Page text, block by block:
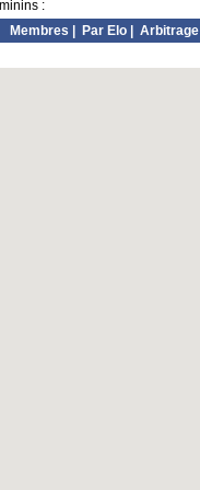
:
Membres
Par Elo Arbitrage